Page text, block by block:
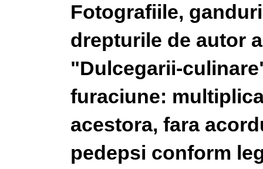
Fotografiile,
drepturile de autor
"Dulcegarii-
furaciune:
acestora, fara
pedepsi conform